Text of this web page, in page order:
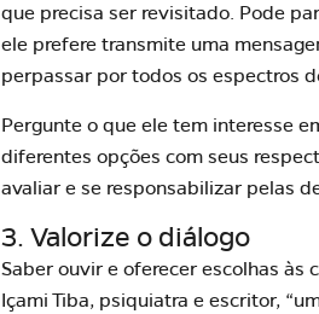
que precisa ser revisitado. Pode
ele prefere transmite uma
perpassar por todos os espectros
Pergunte o que ele tem interesse
diferentes opções com seus
avaliar e se responsabilizar pelas
3. Valorize o diálogo
Saber ouvir e oferecer escolhas às
Içami Tiba, psiquiatra e escritor,